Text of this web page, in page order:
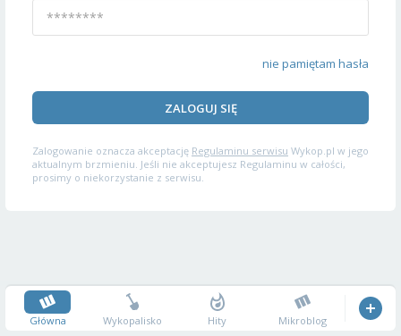
nie pamiętam hasła
ZALOGUJ SIĘ
Zalogowanie oznacza akceptację Regulaminu serwisu Wykop.pl w jego
aktualnym brzmieniu. Jeśli nie akceptujesz Regulaminu w całości,
prosimy o niekorzystanie z serwisu.
Główna Wykopalisko Hity Mikroblog